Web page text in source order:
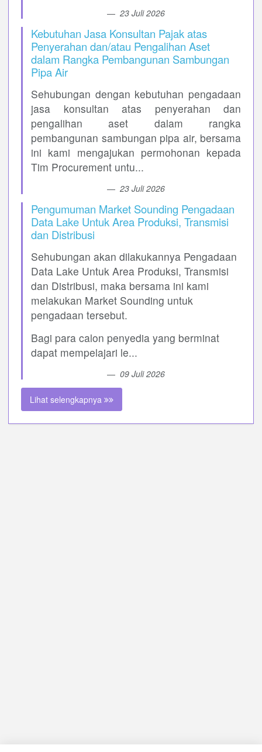
23 Juli 2026
Kebutuhan Jasa Konsultan Pajak atas
Penyerahan dan/atau Pengalihan Aset
dalam Rangka Pembangunan Sambungan
Pipa Air
Sehubungan dengan kebutuhan pengadaan
jasa konsultan atas penyerahan dan
pengalihan aset dalam rangka
pembangunan sambungan pipa air, bersama
ini kami mengajukan permohonan kepada
Tim Procurement untu...
23 Juli 2026
Pengumuman Market Sounding Pengadaan
Data Lake Untuk Area Produksi, Transmisi
dan Distribusi
Sehubungan akan dilakukannya Pengadaan
Data Lake Untuk Area Produksi, Transmisi
dan Distribusi, maka bersama ini kami
melakukan Market Sounding untuk
pengadaan tersebut.
Bagi para calon penyedia yang berminat
dapat mempelajari le...
09 Juli 2026
Lihat selengkapnya